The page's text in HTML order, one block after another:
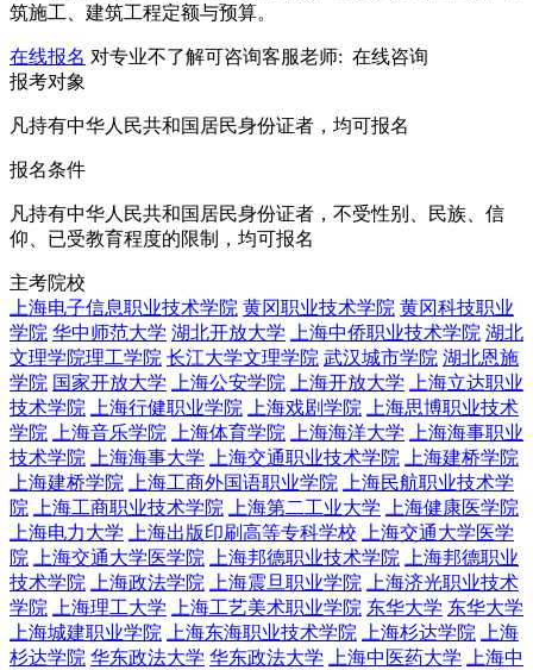
筑施工、建筑工程定额与预算。
在线报名 对专业不了解可咨询客服老师: 在线咨询
报考对象
凡持有中华人民共和国居民身份证者，均可报名
报名条件
凡持有中华人民共和国居民身份证者，不受性别、民族、信
仰、已受教育程度的限制，均可报名
主考院校
上海电子信息职业技术学院 黄冈职业技术学院 黄冈科技职业
学院 华中师范大学 湖北开放大学 上海中侨职业技术学院 湖北
文理学院理工学院 长江大学文理学院 武汉城市学院 湖北恩施
学院 国家开放大学 上海公安学院 上海开放大学
上海立达职业
技术学院
上海行健职业学院 上海戏剧学院
上海思博职业技术
学院
上海音乐学院 上海体育学院 上海海洋大学
上海海事职业
技术学院
上海海事大学 上海交通职业技术学院
上海建桥学院
上海建桥学院
上海工商外国语职业学院
上海民航职业技术学
院
上海工商职业技术学院 上海第二工业大学
上海健康医学院
上海电力大学
上海出版印刷高等专科学校
上海交通大学医学
院
上海交通大学医学院 上海邦德职业技术学院
上海邦德职业
技术学院
上海政法学院 上海震旦职业学院
上海济光职业技术
学院
上海理工大学 上海工艺美术职业学院 东华大学 东华大学
上海城建职业学院
上海东海职业技术学院 上海杉达学院
上海
杉达学院 华东政法大学 华东政法大学 上海中医药大学
上海中